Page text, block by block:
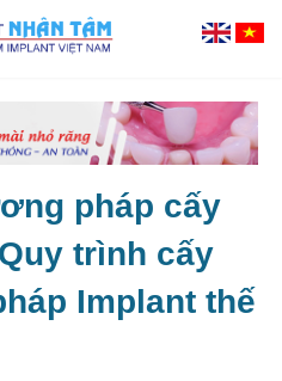
pháp cấy
trình cấy
Implant thế